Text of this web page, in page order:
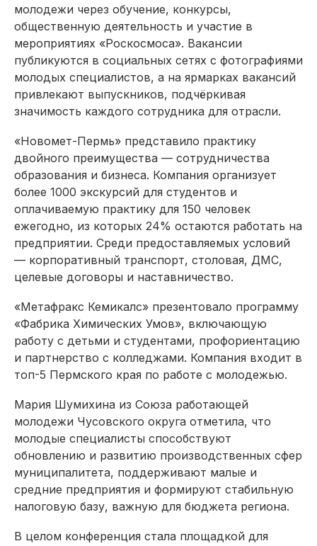
молодежи через обучение, конкурсы,
общественную деятельность и участие в
мероприятиях «Роскосмоса». Вакансии
публикуются в социальных сетях с фотографиями
молодых специалистов, а на ярмарках вакансий
привлекают выпускников, подчёркивая
значимость каждого сотрудника для отрасли.
«Новомет-Пермь» представило практику
двойного преимущества — сотрудничества
образования и бизнеса. Компания организует
более 1000 экскурсий для студентов и
оплачиваемую практику для 150 человек
ежегодно, из которых 24% остаются работать на
предприятии. Среди предоставляемых условий
— корпоративный транспорт, столовая, ДМС,
целевые договоры и наставничество.
«Метафракс Кемикалс» презентовало программу
«Фабрика Химических Умов», включающую
работу с детьми и студентами, профориентацию
и партнерство с колледжами. Компания входит в
топ-5 Пермского края по работе с молодежью.
Мария Шумихина из Союза работающей
молодежи Чусовского округа отметила, что
молодые специалисты способствуют
обновлению и развитию производственных сфер
муниципалитета, поддерживают малые и
средние предприятия и формируют стабильную
налоговую базу, важную для бюджета региона.
В целом конференция стала площадкой для